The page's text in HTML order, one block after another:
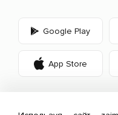
Google Play
App Store